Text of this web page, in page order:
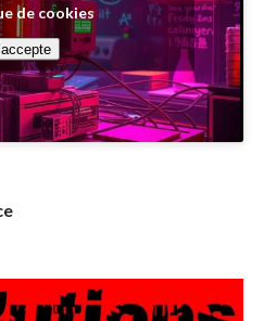
de cookies